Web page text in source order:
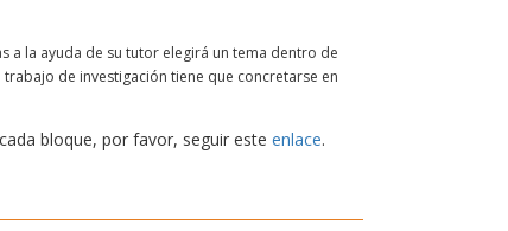
a la ayuda de su tutor elegirá un tema dentro de
de investigación tiene que concretarse en
bloque, por favor, seguir este enlace.